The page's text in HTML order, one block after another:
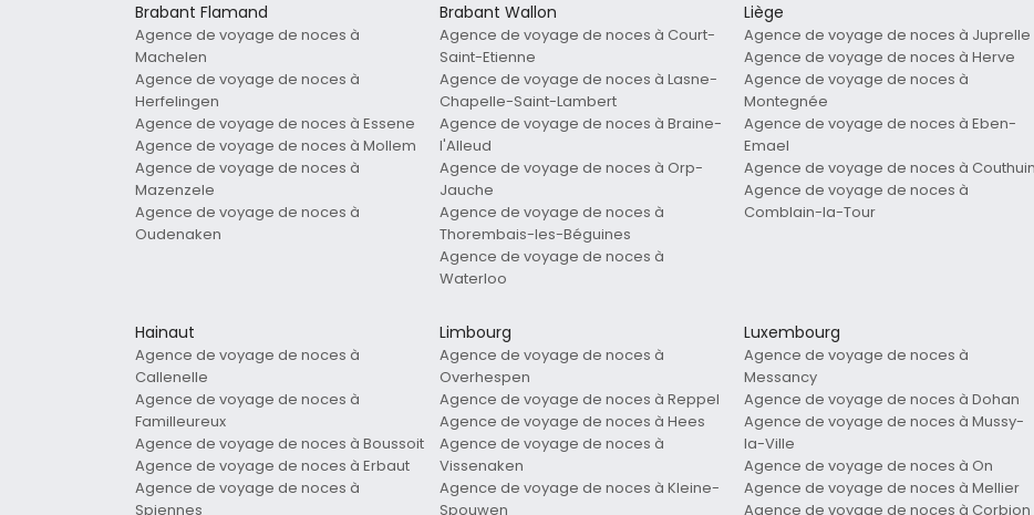
Brabant Flamand
Agence de voyage de noces à
Machelen
Agence de voyage de noces à
Herfelingen
Agence de voyage de noces à Essene
Agence de voyage de noces à Mollem
Agence de voyage de noces à
Mazenzele
Agence de voyage de noces à
Oudenaken
Brabant Wallon
Agence de voyage de noces à Court-
Saint-Etienne
Agence de voyage de noces à Lasne-
Chapelle-Saint-Lambert
Agence de voyage de noces à Braine-
l'Alleud
Agence de voyage de noces à Orp-
Jauche
Agence de voyage de noces à
Thorembais-les-Béguines
Agence de voyage de noces à
Waterloo
Liège
Agence de voyage de noces à Juprelle
Agence de voyage de noces à Herve
Agence de voyage de noces à
Montegnée
Agence de voyage de noces à Eben-
Emael
Agence de voyage de noces à Couthuin
Agence de voyage de noces à
Comblain-la-Tour
Hainaut
Agence de voyage de noces à
Callenelle
Agence de voyage de noces à
Familleureux
Agence de voyage de noces à Boussoit
Agence de voyage de noces à Erbaut
Agence de voyage de noces à
Spiennes
Limbourg
Agence de voyage de noces à
Overhespen
Agence de voyage de noces à Reppel
Agence de voyage de noces à Hees
Agence de voyage de noces à
Vissenaken
Agence de voyage de noces à Kleine-
Spouwen
Luxembourg
Agence de voyage de noces à
Messancy
Agence de voyage de noces à Dohan
Agence de voyage de noces à Mussy-
la-Ville
Agence de voyage de noces à On
Agence de voyage de noces à Mellier
Agence de voyage de noces à Corbion